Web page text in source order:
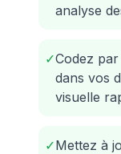
analyse
✓Codez
dans vos
visuelle
✓Mettez à